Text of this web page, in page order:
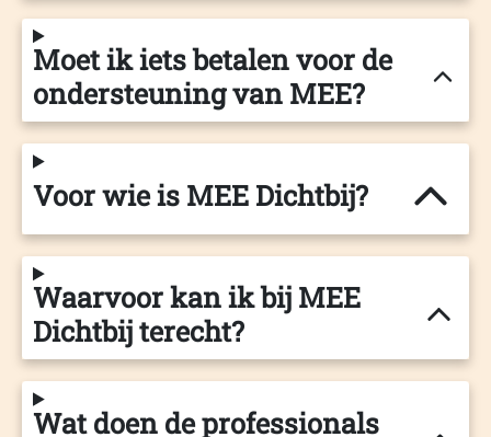
Moet ik iets betalen voor de
ondersteuning van MEE?
Voor wie is MEE Dichtbij?
Waarvoor kan ik bij MEE
Dichtbij terecht?
Wat doen de professionals